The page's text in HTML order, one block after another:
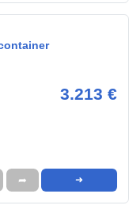
3.213 €
➦ ➜